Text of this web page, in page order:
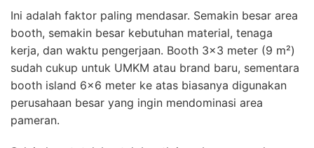
Ini adalah faktor paling mendasar. Semakin besar area
booth, semakin besar kebutuhan material, tenaga
kerja, dan waktu pengerjaan. Booth 3×3 meter (9 m²)
sudah cukup untuk UMKM atau brand baru, sementara
booth island 6×6 meter ke atas biasanya digunakan
perusahaan besar yang ingin mendominasi area
pameran.